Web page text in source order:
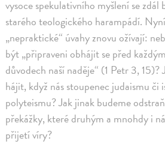
vysoce spekulativního myšlení se zdál
starého teologického harampádí.
„nepraktické“ úvahy znovu ožívají:
být „připraveni obhájit se před
důvodech naší naděje“ (1 Petr 3, 15)?
hájit, když nás stoupenec judaismu či
polyteismu? Jak jinak budeme
překážky, které druhým a mnohdy i
přijetí víry?